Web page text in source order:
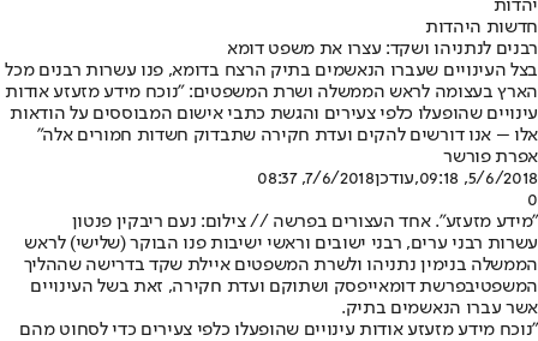
יהדות
חדשות היהדות
רבנים לנתניהו ושקד: עצרו את משפט דומא
בצל העינויים שעברו הנאשמים בתיק הרצח בדומא, פנו עשרות רבנים מכל
הארץ בעצומה לראש הממשלה ושרת המשפטים: "נוכח מידע מזעזע אודות
עינויים שהופעלו כלפי צעירים והגשת כתבי אישום המבוססים על הודאות
אלו – אנו דורשים להקים ועדת חקירה שתבדוק חשדות חמורים אלה"
אפרת פורשר
5/6/2018, 09:18
,עודכן7/6/2018, 08:37
0
"מידע מזעזע". אחד העצורים בפרשה // צילום: נעם ריבקין פנטון
עשרות רבני ערים, רבני ישובים וראשי ישיבות פנו הבוקר (שלישי) לראש
הממשלה בנימין נתניהו ולשרת המשפטים איילת שקד בדרישה שההליך
המשפטיבפרשת דומאייפסק ושתוקם ועדת חקירה, זאת בשל העינויים
אשר עברו הנאשמים בתיק.
"נוכח מידע מזעזע אודות עינויים שהופעלו כלפי צעירים כדי לסחוט מהם